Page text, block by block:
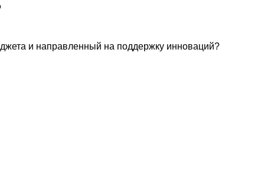
и направленный на поддержку инноваций?